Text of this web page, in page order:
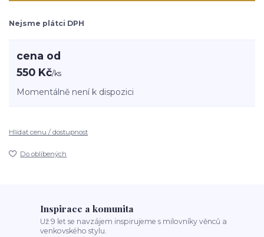
Nejsme plátci DPH
cena od
550 Kč/ks
Momentálně není k dispozici
Hlídat cenu / dostupnost
Do oblíbených
Inspirace a komunita
Už 9 let se navzájem inspirujeme s milovníky věnců a
venkovského stylu.